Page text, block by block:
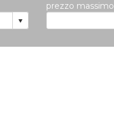
prezzo massimo